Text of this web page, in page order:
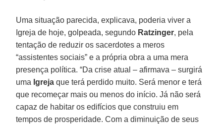
Uma situação parecida, explicava, poderia viver a
Igreja de hoje, golpeada, segundo Ratzinger, pela
tentação de reduzir os sacerdotes a meros
“assistentes sociais” e a própria obra a uma mera
presença política. “Da crise atual – afirmava – surgirá
uma Igrejaque terá perdido muito. Será menor e terá
que recomeçar mais ou menos do início. Já não será
capaz de habitar os edifícios que construiu em
tempos de prosperidade. Com a diminuição de seus